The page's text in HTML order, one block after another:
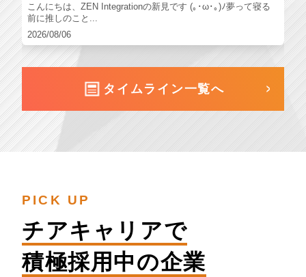
こんにちは、ZEN Integrationの新見です (｡･ω･｡)ﾉ夢って寝る
前に推しのこと...
2026/08/06
タイムライン一覧へ
PICK UP
チアキャリアで
積極採用中の企業